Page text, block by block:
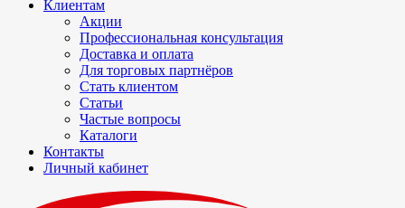
Клиентам
Акции
Профессиональная консультация
Доставка и оплата
Для торговых партнёров
Стать клиентом
Статьи
Частые вопросы
Каталоги
Контакты
Личный кабинет